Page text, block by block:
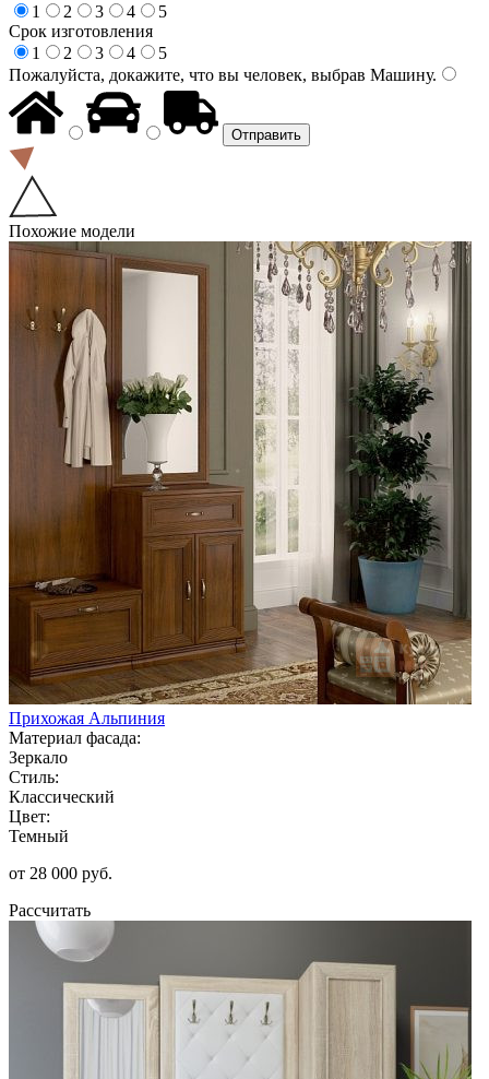
1
2 3 4
5
Срок изготовления
1
2 3 4
5
Пожалуйста, докажите, что вы человек, выбрав Машину.
Похожие модели
Прихожая Альпиния
Материал фасада:
Зеркало
Стиль:
Классический
Цвет:
Темный
от 28 000 руб.
Рассчитать